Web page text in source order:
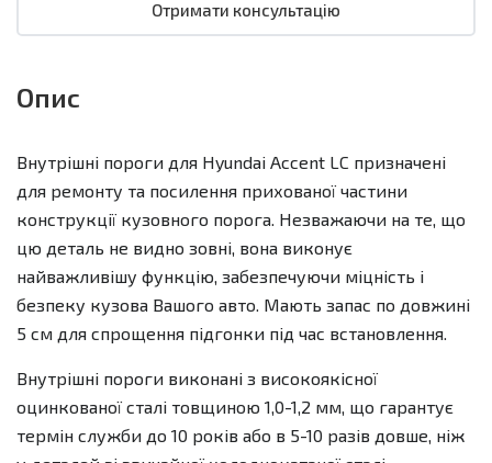
Отримати консультацію
Опис
Внутрішні пороги для Hyundai Accent LC призначені
для ремонту та посилення прихованої частини
конструкції кузовного порога. Незважаючи на те, що
цю деталь не видно зовні, вона виконує
найважливішу функцію, забезпечуючи міцність і
безпеку кузова Вашого авто. Мають запас по довжині
5 см для спрощення підгонки під час встановлення.
Внутрішні пороги виконані з високоякісної
оцинкованої сталі товщиною 1,0-1,2 мм, що гарантує
термін служби до 10 років або в 5-10 разів довше, ніж